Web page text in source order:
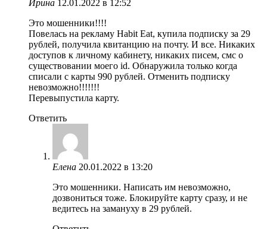
Ирина 12.01.2022 в 12:52
Это мошенники!!!!
Повелась на рекламу Habit Eat, купила подписку за 29
рублей, получила квитанцию на почту. И все. Никаких
доступов к личному кабинету, никаких писем, смс о
существовании моего id. Обнаружила только когда
списали с карты 990 рублей. Отменить подписку
невозможно!!!!!!!
Перевыпустила карту.
Ответить
Елена 20.01.2022 в 13:20
Это мошенники. Написать им невозможно,
дозвониться тоже. Блокируйте карту сразу, и не
ведитесь на замануху в 29 рублей.